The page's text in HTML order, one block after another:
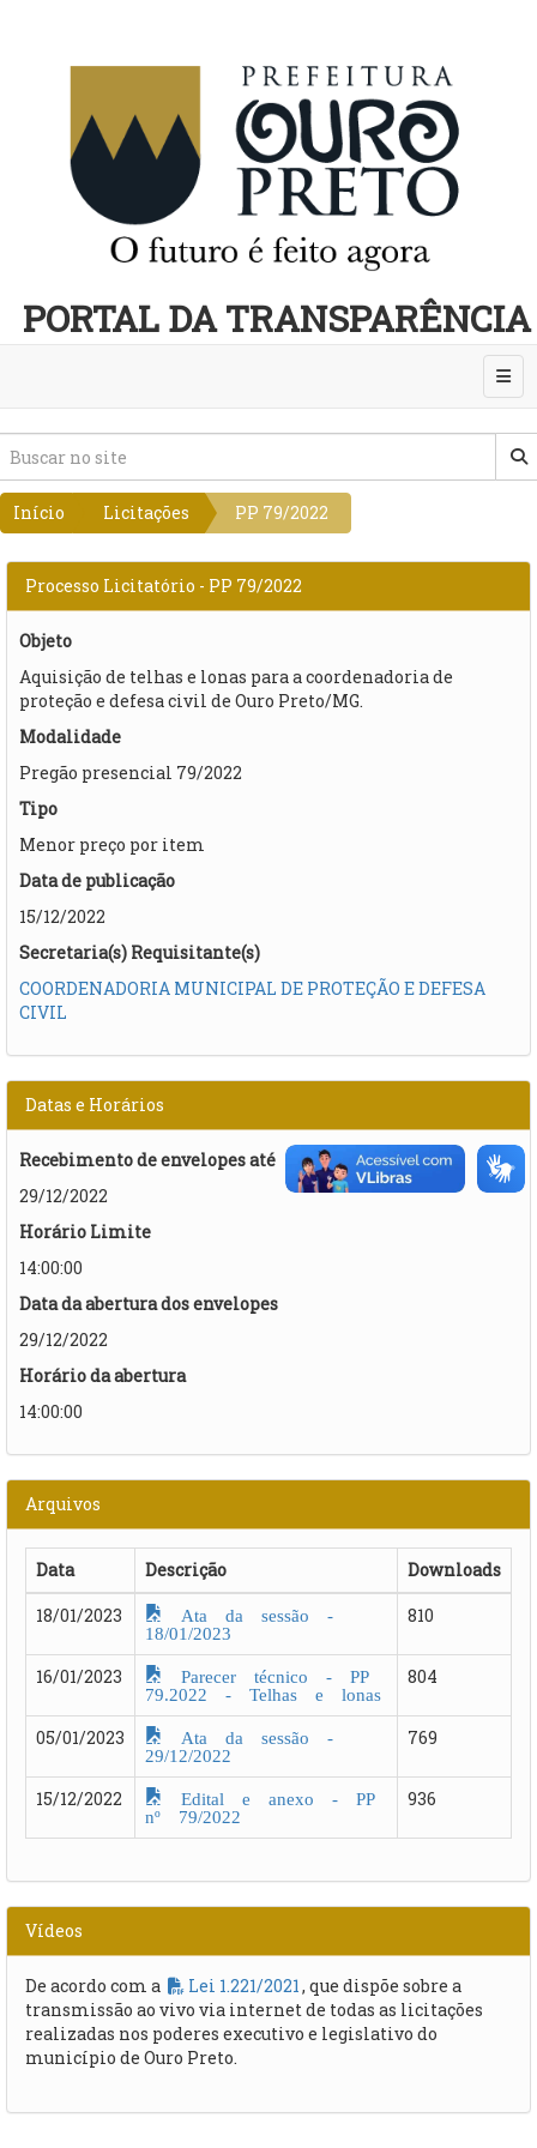
PORTAL DA TRANSPARÊNCIA
Início Licitações PP 79/2022
Processo Licitatório - PP 79/2022
Objeto
Aquisição de telhas e lonas para a coordenadoria de
proteção e defesa civil de Ouro Preto/MG.
Modalidade
Pregão presencial 79/2022
Tipo
Menor preço por item
Data de publicação
15/12/2022
Secretaria(s) Requisitante(s)
COORDENADORIA MUNICIPAL DE PROTEÇÃO E DEFESA
CIVIL
Datas e Horários
Recebimento de envelopes até
29/12/2022
Horário Limite
14:00:00
Data da abertura dos envelopes
29/12/2022
Horário da abertura
14:00:00
Arquivos
Data Descrição
Downloads
18/01/2023
Ata da sessão -
18/01/2023
810
16/01/2023
Parecer técnico - PP
79.2022 - Telhas e lonas
804
05/01/2023
Ata da sessão -
29/12/2022
769
15/12/2022
Edital e anexo - PP
nº 79/2022
936
Vídeos
De acordo com a Lei 1.221/2021 , que dispõe sobre a
transmissão ao vivo via internet de todas as licitações
realizadas nos poderes executivo e legislativo do
município de Ouro Preto.